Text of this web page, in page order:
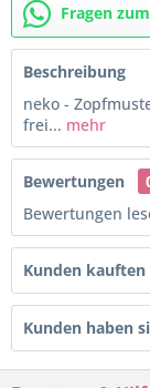
Fragen
Beschreibung
neko -
frei... mehr
Bewertungen
Bewertungen
Kunden kauften
Kunden haben